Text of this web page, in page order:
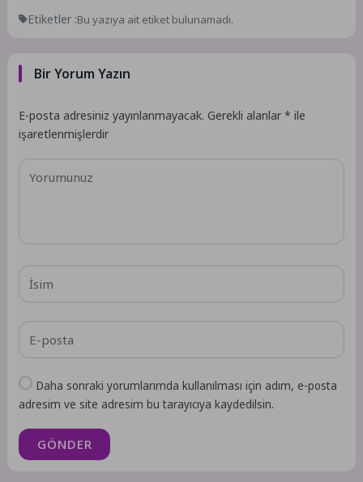
Etiketler :Bu yazıya ait etiket bulunamadı.
Bir Yorum Yazın
E-posta adresiniz yayınlanmayacak. Gerekli alanlar* ile
işaretlenmişlerdir
Daha sonraki yorumlarımda kullanılması için adım, e-posta
adresim ve site adresim bu tarayıcıya kaydedilsin.
GÖNDER